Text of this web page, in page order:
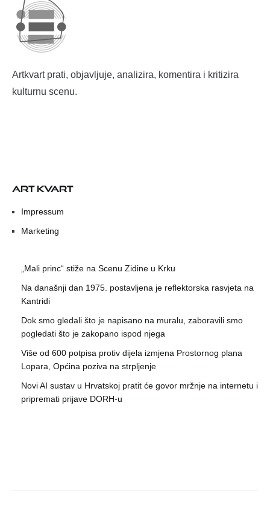
Artkvart prati, objavljuje, analizira, komentira i kritizira
kulturnu scenu.
ART KVART
Impressum
Marketing
„Mali princ“ stiže na Scenu Zidine u Krku
Na današnji dan 1975. postavljena je reflektorska rasvjeta na
Kantridi
Dok smo gledali što je napisano na muralu, zaboravili smo
pogledati što je zakopano ispod njega
Više od 600 potpisa protiv dijela izmjena Prostornog plana
Lopara, Općina poziva na strpljenje
Novi AI sustav u Hrvatskoj pratit će govor mržnje na internetu i
pripremati prijave DORH-u